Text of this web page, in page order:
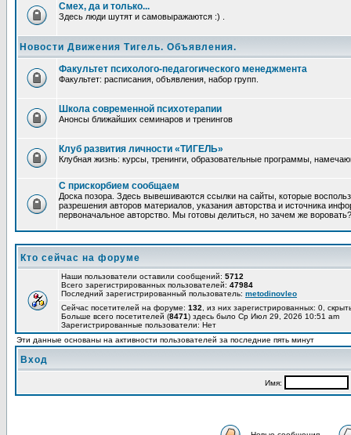
Смех, да и только...
Здесь люди шутят и самовыражаются :) .
Новости Движения Тигель. Объявления.
Факультет психолого-педагогического менеджмента
Факультет: расписания, объявления, набор групп.
Школа современной психотерапии
Анонсы ближайших семинаров и тренингов
Клуб развития личности «ТИГЕЛЬ»
Клубная жизнь: курсы, тренинги, образовательные программы,
С прискорбием сообщаем
Доска позора. Здесь вывешиваются ссылки на сайты, которые
разрешения авторов материалов, указания авторства и источника
первоначальное авторство. Мы готовы делиться, но зачем же воровать?
Кто сейчас на форуме
Наши пользователи оставили сообщений: 5712
Всего зарегистрированных пользователей: 47984
Последний зарегистрированный пользователь: metodinovleo
Сейчас посетителей на форуме: 132 , из них зарегистрированных: 0,
Больше всего посетителей (8471) здесь было Ср Июл 29, 2026 10:51 am
Зарегистрированные пользователи: Нет
Эти данные основаны на активности пользователей за последние пять минут
Вход
Имя: